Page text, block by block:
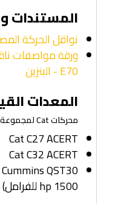
المستندات
نواقل الحركة
E70 - البنزين
المعدات
محركات Cat لمجموعة نقل الحركة المحسنة
Cat C27 ACERT
Cat C32 ACERT
1500 hp للفرامل)